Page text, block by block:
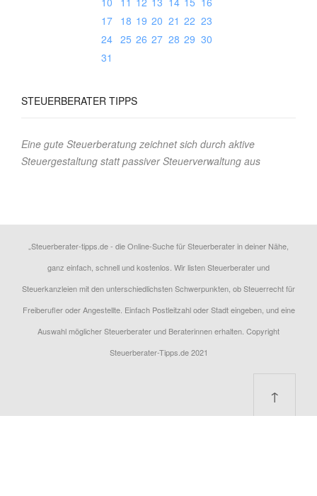
17
18 19 20 21 22 23
24 25 26 27 28 29 30
31
STEUERBERATER TIPPS
Eine gute Steuerberatung zeichnet sich durch aktive
Steuergestaltung statt passiver Steuerverwaltung aus
„Steuerberater-tipps.de - die Online-Suche für Steuerberater in deiner Nähe,
ganz einfach, schnell und kostenlos. Wir listen Steuerberater und
Steuerkanzleien mit den unterschiedlichsten Schwerpunkten, ob Steuerrecht für
Freiberufler oder Angestellte. Einfach Postleitzahl oder Stadt eingeben, und eine
Auswahl möglicher Steuerberater und Beraterinnen erhalten. Copyright
Steuerberater-Tipps.de 2021
↑